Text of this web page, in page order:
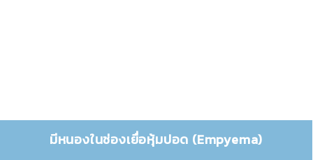
มีหนองในช่องเยื่อหุ้มปอด (Empyema)